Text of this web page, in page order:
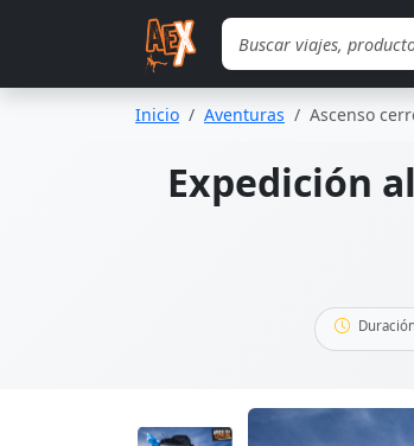
Saltar al contenido principal
Inicio Aventuras Ascenso
Expedición